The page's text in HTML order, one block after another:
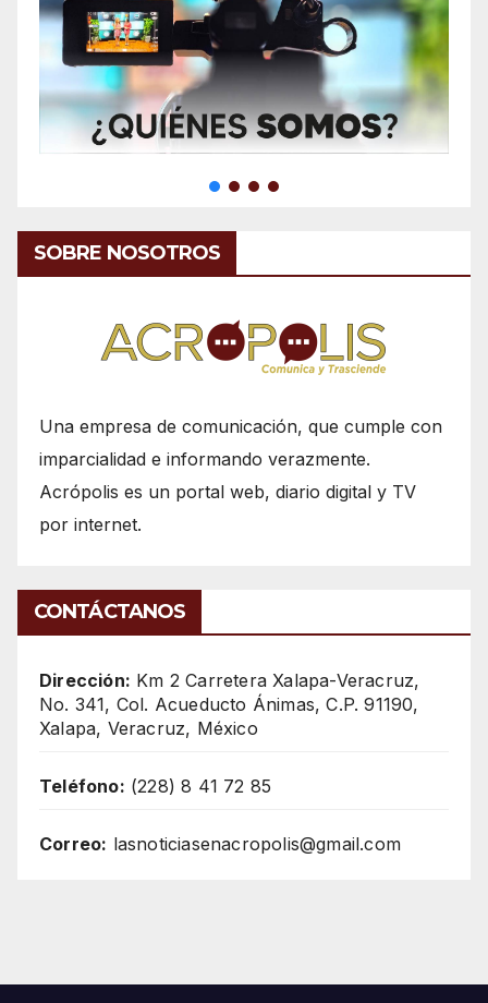
SOBRE NOSOTROS
Una empresa de comunicación, que cumple con
imparcialidad e informando verazmente.
Acrópolis es un portal web, diario digital y TV
por internet.
CONTÁCTANOS
Dirección: Km 2 Carretera Xalapa-Veracruz,
No. 341, Col. Acueducto Ánimas, C.P. 91190,
Xalapa, Veracruz, México
Teléfono: (228) 8 41 72 85
Correo: lasnoticiasenacropolis@gmail.com